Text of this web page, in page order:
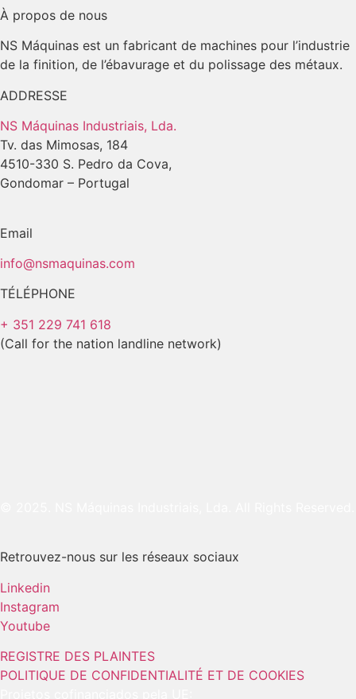
À propos de nous
NS Máquinas est un fabricant de machines pour l’industrie
de la finition, de l’ébavurage et du polissage des métaux.
ADDRESSE
NS Máquinas Industriais, Lda.
Tv. das Mimosas, 184
4510-330 S. Pedro da Cova,
Gondomar – Portugal
Email
info@nsmaquinas.com
TÉLÉPHONE
+ 351 229 741 618
(Call for the nation landline network)
Retrouvez-nous sur les réseaux sociaux
Linkedin
Instagram
Youtube
REGISTRE DES PLAINTES
POLITIQUE DE CONFIDENTIALITÉ ET DE COOKIES